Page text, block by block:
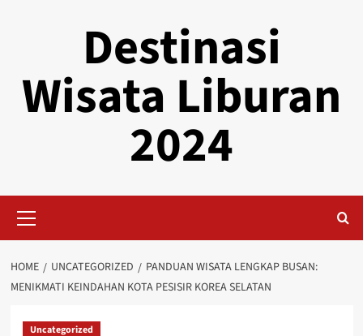
Destinasi
Wisata Liburan
2024
Menu
HOME UNCATEGORIZED
PANDUAN WISATA LENGKAP BUSAN:
MENIKMATI KEINDAHAN KOTA PESISIR KOREA SELATAN
Uncategorized